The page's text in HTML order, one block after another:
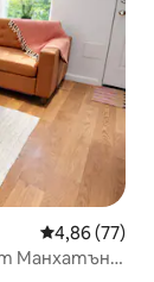
Средна
4,86 (77)
Манхатън/